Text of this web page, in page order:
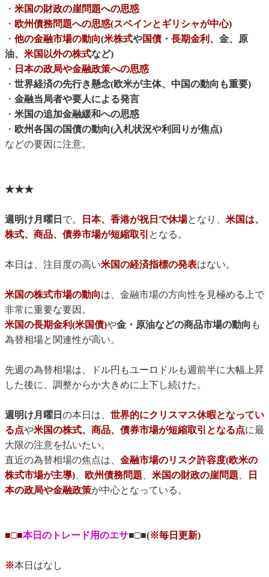
・ 米国の財政の崖問題への思惑
・ 欧州債務問題への思惑(スペインとギリシャが中心)
・ 他の金融市場の動向(米株式や国債・ 長期金利 、金、原
油、 米国以外の株式など)
・ 日本の政局や金融政策への思惑
・ 世界経済の先行き懸念(欧米が主体、中国の動向も重要)
・ 金融当局者や要人による発言
・ 米国の追加金融緩和への思惑
・ 欧州各国の国債の動向(入札状況や利回りが焦点)
などの要因に注意。
★★★
週明け月曜日 で。 日本、香港が祝日で休場となり、 米国は、
株式、商品、債券市場が短縮取引 となる。
本日は、注目度の高い米国の経済指標の発表はない。
米国の株式市場の動向は、金融市場の方向性を見極める上で
非常に重要な要因。
米国の長期金利(米国債)や金・原油などの商品市場の動向 も
為替相場と関連性が高い。
先週の為替相場は、ドル円もユーロドルも週前半に大幅上昇
した後に、調整からか大きめに上下し続けた。
週明け月曜日 の本日は、 世界的にクリスマス休暇となってい
る点や米国の株式、商品、債券市場が短縮取引となる点に最
大限の注意を払いたい。
直近の為替相場の焦点は、 金融市場のリスク許容度(欧米の
株式市場が主導)、 欧州債務問題、 米国の財政の崖問題、
日
本の政局や金融政策が中心となっている。
■□■本日のトレード用のエサ■□■(※毎日更新)
※本日はなし